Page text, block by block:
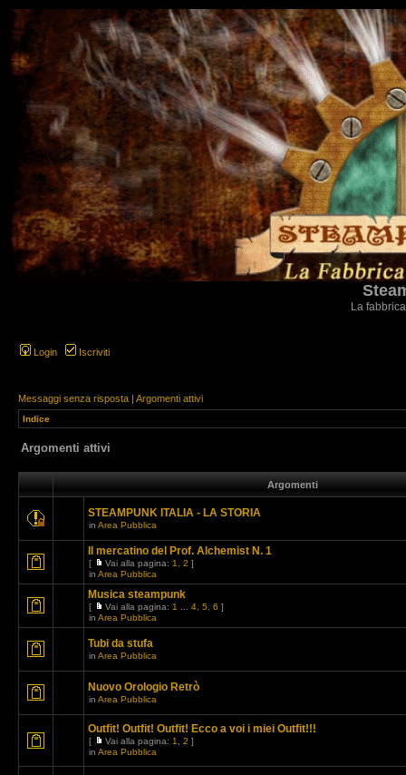
La
Login Iscriviti
Messaggi senza risposta | Argomenti attivi
Indice
Argomenti attivi
Argomenti
STEAMPUNK ITALIA - LA STORIA
in Area Pubblica
Il mercatino del Prof. Alchemist N. 1
[ Vai alla pagina: 1 2 ]
in Area Pubblica
Musica steampunk
[ Vai alla pagina: 1 4 5 6 ]
in Area Pubblica
Tubi da stufa
in Area Pubblica
Nuovo Orologio Retrò
in Area Pubblica
Outfit! Outfit! Outfit! Ecco a voi i miei Outfit!!!
[ Vai alla pagina: 1 2 ]
in Area Pubblica